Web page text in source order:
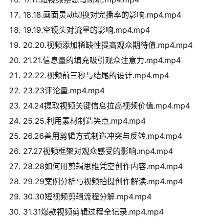
18.18.画面灵动切换对完播率的影响.mp4.mp4
19.19.空镜头对流量的影响.mp4.mp4
20.20.视频添加稀缺性提高观众期待值.mp4.mp4
21.21.信息量的填充吸引观众注意力.mp4.mp4
22.22.视频前三秒与结尾的设计.mp4.mp4
23.23评论量.mp4.mp4
24.24提取视频关键信息拉高视频价值.mp4.mp4
25.25.利用素材制造笑点.mp4.mp4
26.26善用剪辑方式制造冲突与反转.mp4.mp4
27.27视频框架对观众感受的影响.mp4.mp4
28.28如何用剪辑思维凭空创作内容.mp4.mp4
29.29案例分析与视频拍摄创作解读.mp4.mp4
30.30短视频剪辑流程分解.mp4.mp4
31.31爆款视频剪辑过程全记录.mp4.mp4